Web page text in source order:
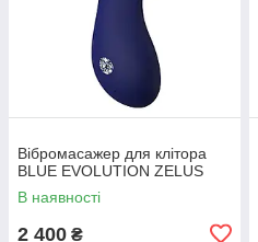
Вібромасажер для клітора
BLUE EVOLUTION ZELUS
В наявності
2 400 ₴